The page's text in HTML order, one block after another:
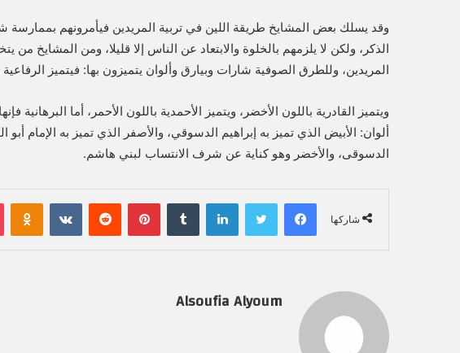
وقد يسلك بعض المشايخ طريقة اللين في تربية المريدين فيأمرونهم بممارسة
الذكر، ولكن لا يلزمهم بالخلوة والابتعاد عن الناس إلا قليلا، ومن المشايخ
المريدين، وللطرق الصوفية شارات وبيارق وألوان يتميزون بها: فيتميز الرفاعية
ويتميز القادرية باللون الأخضر، ويتميز الأحمدية باللون الأحمر، أما البرهانية
ألوان: الأبيض الذي تميز به إبراهيم الدسوقي، والأصفر الذي تميز به الإمام
الدسوقى، والأخضر وهو كناية عن شرف الانتساب لبني هاشم.
شاركها
فيسبوك لينكدإن بينتيريست
Alsoufia Alyoum